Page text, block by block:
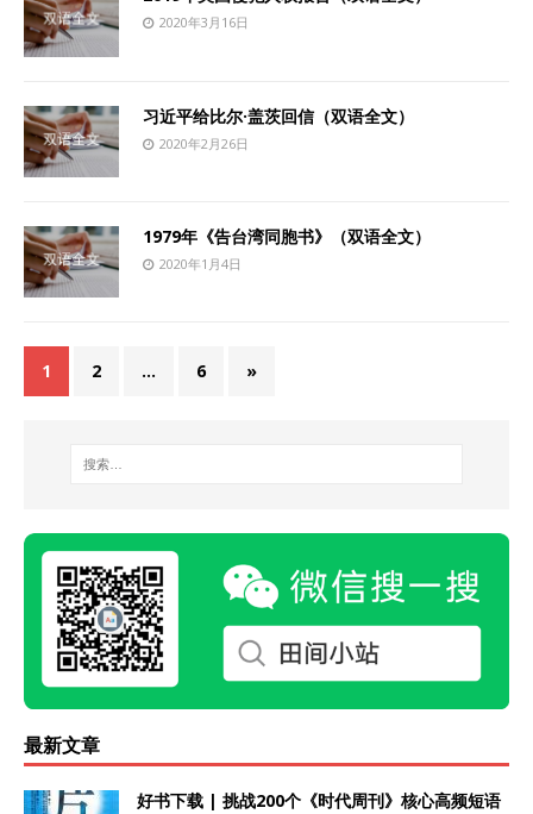
2020年3月16日
习近平给比尔·盖茨回信（双语全文）
2020年2月26日
1979年《告台湾同胞书》（双语全文）
2020年1月4日
1 2 … 6 »
最新文章
好书下载 | 挑战200个《时代周刊》核心高频短语